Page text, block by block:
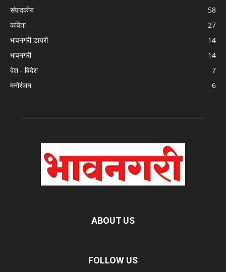
संपादकीय
58
कविता
27
भावनगरी डायरी
14
भावनगरी
14
देश - विदेश
7
मनोरंजन
6
ABOUT US
FOLLOW US